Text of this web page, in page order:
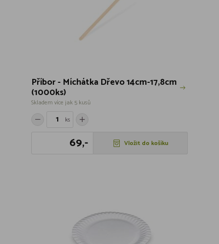
Příbor - Míchátka Dřevo 14cm-17,8cm
(1000ks)
Skladem více jak 5 kusů
ks
69,- Vložit do košíku